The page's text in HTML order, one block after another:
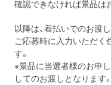
確認できなければ景品は
以降は、着払いでのお渡
ご応募時に入力いただく
す。
※景品に当選者様のお申
してのお渡しとなります。